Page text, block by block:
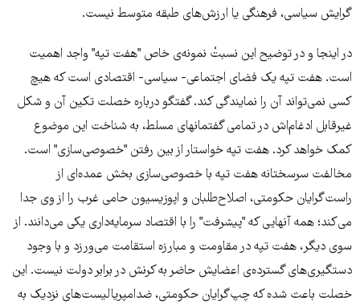
گرایش سیاسی‌، فرهنگی یا ارزش‌های طبقه متوسط نیست.
در اینجا و در توضیح این نسبتْ نمونه‌ی خاص "هفت تپه" واجد اهمیت
است. هفت تپه یک فضای اجتماعی- سیاسی- اقتصادی است که هیچ
کسی نمی‌تواند آن را نمایندگی کند. گفتگو درباره خصلت تکین آن و شکل
غیرقابل ادغام‌اش در تمامی گفتمانهای مسلط، به شناخت این موضوع
کمک خواهد کرد. هفت تپه خواستار از بین رفتن "خصوصی‌سازی" است.
مخالفت سرسختانه هفت تپه با خصوصی‌سازی بخش عمده‌ای از
راست‌گرایان حکومتی، اصلاح‌طلبان و اپوزیسیون حامی غرب را از وی جدا
می‌کند؛ همه آنهایی که "پیشرفت" را با اقتصاد سرمایه‌داری یکی می‌دانند. از
سوی دیگر، هفت تپه در مقاومت و مبارزه استقامت می‌ورزد و با وجود
دستگیری‌های گسترده‌ی اعضایش حاضر به کرنش در برابر دولت نیست. این
خصلت باعث شده که چپ‌گرایان حکومتی، ضد‌امپریالیست‌های نزدیک به